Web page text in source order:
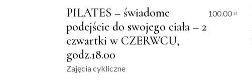
PILATES – świadome
podejście do swojego ciała – 2
czwartki w CZERWCU,
godz.18.00
100.00 zł
Zajęcia cykliczne